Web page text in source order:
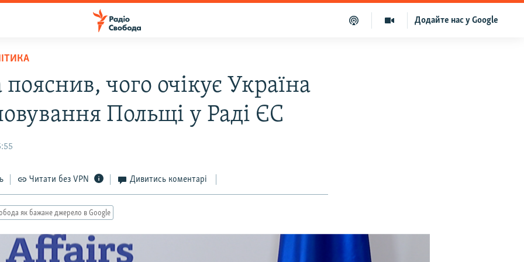
Додайте нас у Google
пояснив, чого очікує Україна
Польщі у Раді ЄС
Читати без VPN Дивитись коментарі
як бажане джерело в Google